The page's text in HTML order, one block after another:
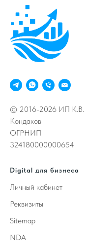
© 2016-2026 ИП К.В.
Кондаков
ОГРНИП
324180000000654
Digital для бизнеса
Личный кабинет
Реквизиты
Sitemap
NDA